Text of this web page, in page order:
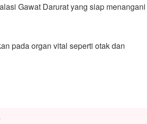
Gawat Darurat yang siap menangani
pada organ vital seperti otak dan